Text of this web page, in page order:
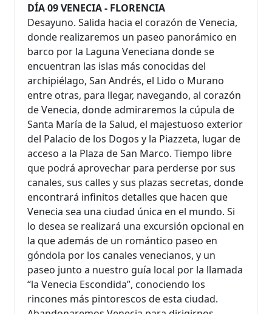
DÍA 09 VENECIA - FLORENCIA
Desayuno. Salida hacia el corazón de Venecia,
donde realizaremos un paseo panorámico en
barco por la Laguna Veneciana donde se
encuentran las islas más conocidas del
archipiélago, San Andrés, el Lido o Murano
entre otras, para llegar, navegando, al corazón
de Venecia, donde admiraremos la cúpula de
Santa María de la Salud, el majestuoso exterior
del Palacio de los Dogos y la Piazzeta, lugar de
acceso a la Plaza de San Marco. Tiempo libre
que podrá aprovechar para perderse por sus
canales, sus calles y sus plazas secretas, donde
encontrará infinitos detalles que hacen que
Venecia sea una ciudad única en el mundo. Si
lo desea se realizará una excursión opcional en
la que además de un romántico paseo en
góndola por los canales venecianos, y un
paseo junto a nuestro guía local por la llamada
“la Venecia Escondida”, conociendo los
rincones más pintorescos de esta ciudad.